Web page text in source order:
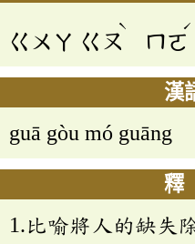
ㄍㄨㄚ ㄍㄡ
ˋ
ㄇㄛ
ˊ
漢
guā gòu mó guāng
1.比喻將人的缺失